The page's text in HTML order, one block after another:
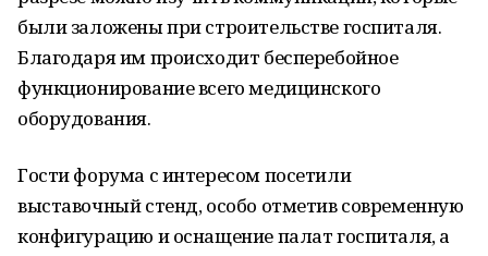
были заложены при строительстве госпиталя.
Благодаря им происходит бесперебойное
функционирование всего медицинского
оборудования.
Гости форума с интересом посетили
выставочный стенд, особо отметив современную
конфигурацию и оснащение палат госпиталя, а